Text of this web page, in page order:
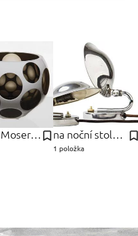
Lukáš , Moser, a.s. Jabůrek na noční stolek - ks Lampičky
1 položka